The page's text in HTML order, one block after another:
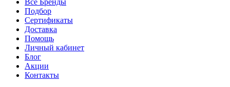
Все Бренды
Подбор
Сертификаты
Доставка
Помощь
Личный кабинет
Блог
Акции
Контакты